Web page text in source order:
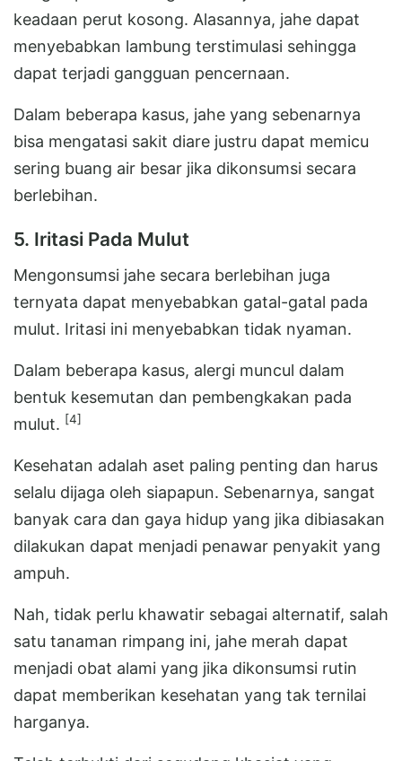
keadaan perut kosong. Alasannya, jahe dapat
menyebabkan lambung terstimulasi sehingga
dapat terjadi gangguan pencernaan.
Dalam beberapa kasus, jahe yang sebenarnya
bisa mengatasi sakit diare justru dapat memicu
sering buang air besar jika dikonsumsi secara
berlebihan.
5. Iritasi Pada Mulut
Mengonsumsi jahe secara berlebihan juga
ternyata dapat menyebabkan gatal-gatal pada
mulut. Iritasi ini menyebabkan tidak nyaman.
Dalam beberapa kasus, alergi muncul dalam
bentuk kesemutan dan pembengkakan pada
mulut. [4]
Kesehatan adalah aset paling penting dan harus
selalu dijaga oleh siapapun. Sebenarnya, sangat
banyak cara dan gaya hidup yang jika dibiasakan
dilakukan dapat menjadi penawar penyakit yang
ampuh.
Nah, tidak perlu khawatir sebagai alternatif, salah
satu tanaman rimpang ini, jahe merah dapat
menjadi obat alami yang jika dikonsumsi rutin
dapat memberikan kesehatan yang tak ternilai
harganya.